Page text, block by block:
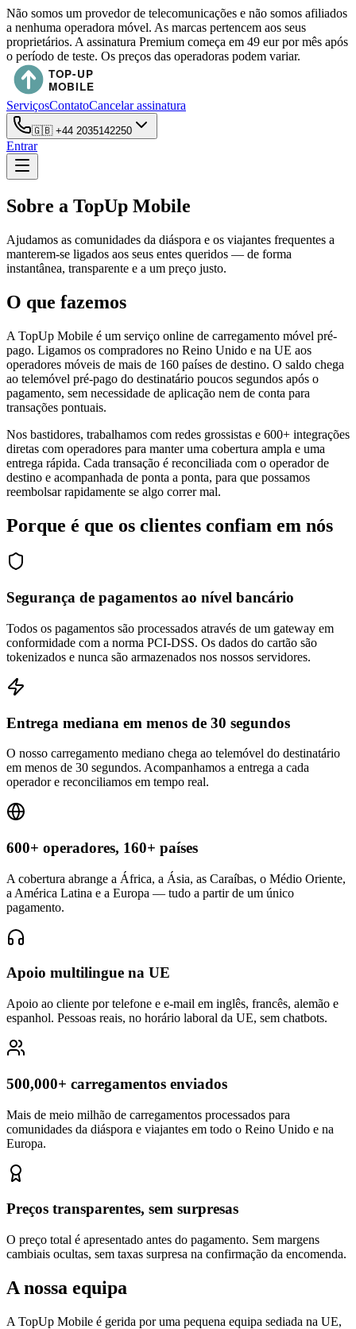
Não somos um provedor de telecomunicações e não somos afiliados
a nenhuma operadora móvel. As marcas pertencem aos seus
proprietários. A assinatura Premium começa em 49 eur por mês após
o período de teste. Os preços das operadoras podem variar.
ServiçosContatoCancelar assinatura
🇬🇧 +44 2035142250
Entrar
Sobre a TopUp Mobile
Ajudamos as comunidades da diáspora e os viajantes frequentes a
manterem-se ligados aos seus entes queridos — de forma
instantânea, transparente e a um preço justo.
O que fazemos
A TopUp Mobile é um serviço online de carregamento móvel pré-
pago. Ligamos os compradores no Reino Unido e na UE aos
operadores móveis de mais de 160 países de destino. O saldo chega
ao telemóvel pré-pago do destinatário poucos segundos após o
pagamento, sem necessidade de aplicação nem de conta para
transações pontuais.
Nos bastidores, trabalhamos com redes grossistas e 600+ integrações
diretas com operadores para manter uma cobertura ampla e uma
entrega rápida. Cada transação é reconciliada com o operador de
destino e acompanhada de ponta a ponta, para que possamos
reembolsar rapidamente se algo correr mal.
Porque é que os clientes confiam em nós
Segurança de pagamentos ao nível bancário
Todos os pagamentos são processados através de um gateway em
conformidade com a norma PCI-DSS. Os dados do cartão são
tokenizados e nunca são armazenados nos nossos servidores.
Entrega mediana em menos de 30 segundos
O nosso carregamento mediano chega ao telemóvel do destinatário
em menos de 30 segundos. Acompanhamos a entrega a cada
operador e reconciliamos em tempo real.
600+ operadores, 160+ países
A cobertura abrange a África, a Ásia, as Caraíbas, o Médio Oriente,
a América Latina e a Europa — tudo a partir de um único
pagamento.
Apoio multilingue na UE
Apoio ao cliente por telefone e e-mail em inglês, francês, alemão e
espanhol. Pessoas reais, no horário laboral da UE, sem chatbots.
500,000+ carregamentos enviados
Mais de meio milhão de carregamentos processados para
comunidades da diáspora e viajantes em todo o Reino Unido e na
Europa.
Preços transparentes, sem surpresas
O preço total é apresentado antes do pagamento. Sem margens
cambiais ocultas, sem taxas surpresa na confirmação da encomenda.
A nossa equipa
A TopUp Mobile é gerida por uma pequena equipa sediada na UE,